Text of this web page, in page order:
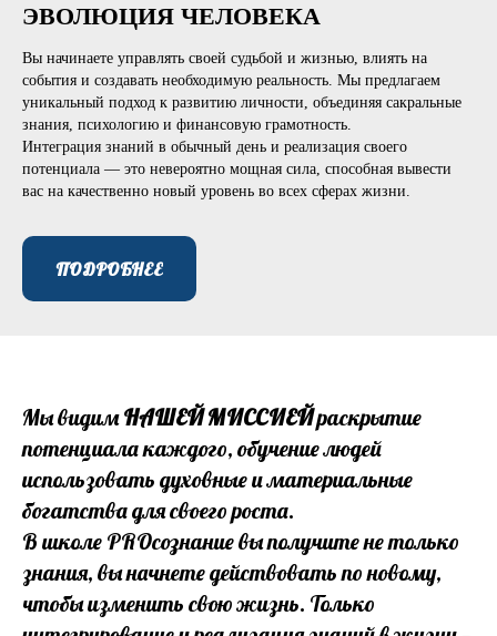
ЭВОЛЮЦИЯ ЧЕЛОВЕКА
Вы начинаете управлять своей судьбой и жизнью, влиять на
события и создавать необходимую реальность. Мы предлагаем
уникальный подход к развитию личности, объединяя сакральные
знания, психологию и финансовую грамотность.
Интеграция знаний в обычный день и реализация своего
потенциала — это невероятно мощная сила, способная вывести
вас на качественно новый уровень во всех сферах жизни.
ПОДРОБНЕЕ
Мы видимНАШЕЙ МИССИЕЙраскрытие
потенциала каждого, обучение людей
использовать духовные и материальные
богатства для своего роста.
В школе PROсознание вы получите не только
знания, вы начнете действовать по новому,
чтобы изменить свою жизнь. Только